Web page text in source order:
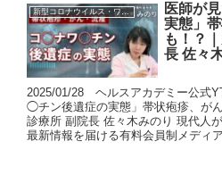
新型コロナウイルス・ワクチン
医師が
実態」
も！？
長 佐々
2025/01/28 ヘルスアカデミー公式
◯チン後遺症の実態」帯状疱疹、が
診療所 副院長 佐々木みのり 現代人
最新情報を届ける有料会員制メディ